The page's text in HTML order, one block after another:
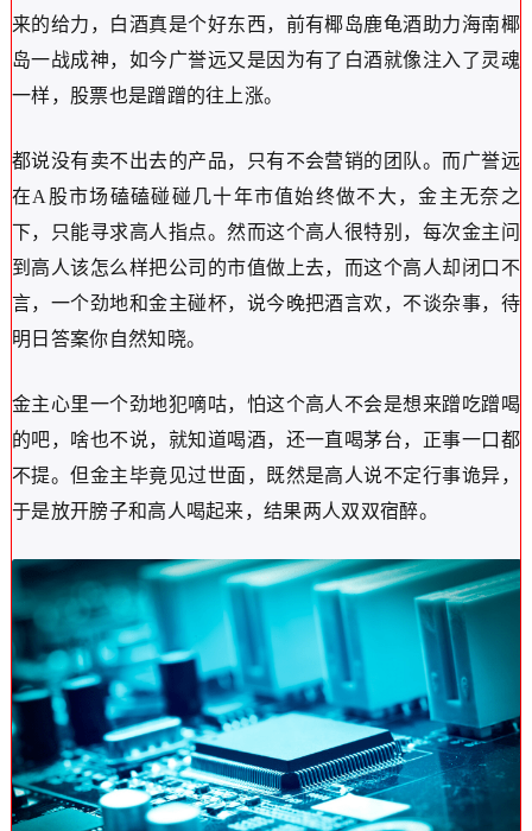
来的给力，白酒真是个好东西，前有椰岛鹿龟酒助力海南椰
岛一战成神，如今广誉远又是因为有了白酒就像注入了灵魂
一样，股票也是蹭蹭的往上涨。
都说没有卖不出去的产品，只有不会营销的团队。而广誉远
在A股市场磕磕碰碰几十年市值始终做不大，金主无奈之
下，只能寻求高人指点。然而这个高人很特别，每次金主问
到高人该怎么样把公司的市值做上去，而这个高人却闭口不
言，一个劲地和金主碰杯，说今晚把酒言欢，不谈杂事，待
明日答案你自然知晓。
金主心里一个劲地犯嘀咕，怕这个高人不会是想来蹭吃蹭喝
的吧，啥也不说，就知道喝酒，还一直喝茅台，正事一口都
不提。但金主毕竟见过世面，既然是高人说不定行事诡异，
于是放开膀子和高人喝起来，结果两人双双宿醉。